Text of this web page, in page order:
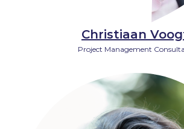
Christiaan
Project Management